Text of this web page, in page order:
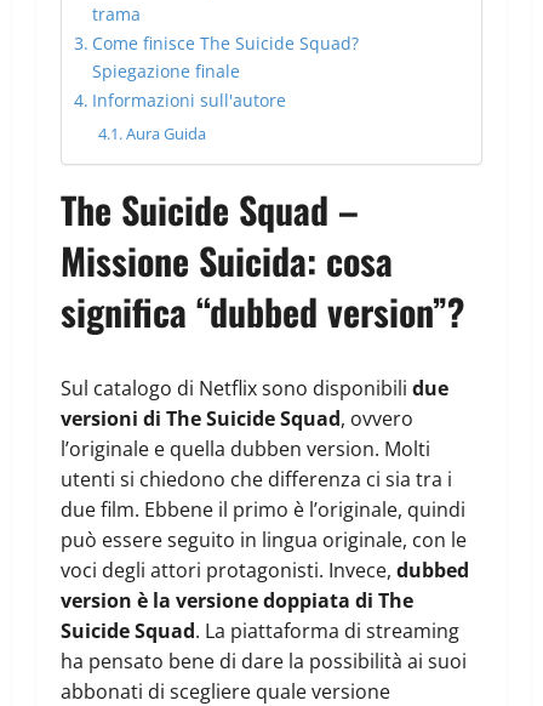
trama
Come finisce The Suicide Squad?
Spiegazione finale
Informazioni sull'autore
Aura Guida
The Suicide Squad –
Missione Suicida: cosa
significa “dubbed version”?
Sul catalogo di Netflix sono disponibili due
versioni di The Suicide Squad, ovvero
l’originale e quella dubben version. Molti
utenti si chiedono che differenza ci sia tra i
due film. Ebbene il primo è l’originale, quindi
può essere seguito in lingua originale, con le
voci degli attori protagonisti. Invece, dubbed
version è la versione doppiata di The
Suicide Squad. La piattaforma di streaming
ha pensato bene di dare la possibilità ai suoi
abbonati di scegliere quale versione